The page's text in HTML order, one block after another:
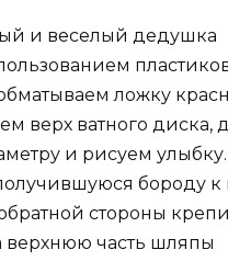
и веселый дедушка
ложку
верх ватного диска,
и рисуем улыбку.
бороду
стороны
часть шляпы